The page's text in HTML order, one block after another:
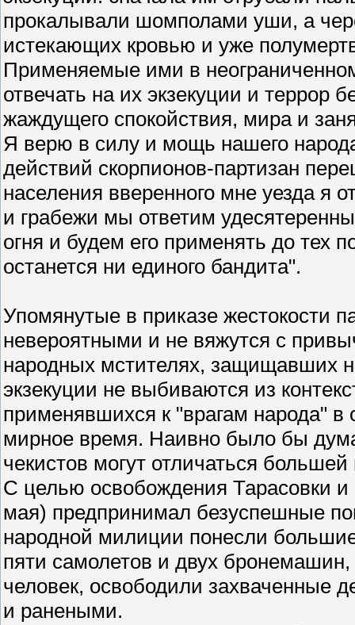
прокалывали шомполами уши, а
истекающих кровью и уже
Применяемые ими в
отвечать на их экзекуции и террор
жаждущего спокойствия, мира и
Я верю в силу и мощь нашего
действий скорпионов-партизан
населения вверенного мне уезда я
и грабежи мы ответим
огня и будем его применять до тех
останется ни единого бандита".
Упомянутые в приказе жестокости
невероятными и не вяжутся с
народных мстителях, защищавших
экзекуции не выбиваются из
применявшихся к "врагам народа"
мирное время. Наивно было бы
чекистов могут отличаться
С целью освобождения Тарасовки
мая) предпринимал безуспешные
народной милиции понесли
пяти самолетов и двух
человек, освободили захваченные
и ранеными.